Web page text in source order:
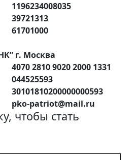
1196234008035
39721313
61701000
г. Москва
4070 2810 9020 2000 1331
044525593
30101810200000000593
pko-patriot@mail.ru
чтобы стать